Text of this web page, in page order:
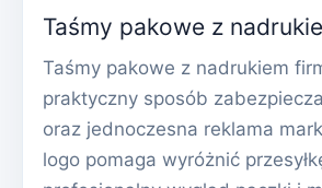
Taśmy pakowe z
Taśmy pakowe z nadrukiem
praktyczny sposób
oraz jednoczesna reklama
logo pomaga wyróżnić